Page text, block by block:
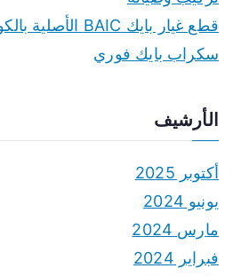
سكراب بايك فوري
الأرشيف
أكتوبر 2025
يونيو 2024
مارس 2024
فبراير 2024